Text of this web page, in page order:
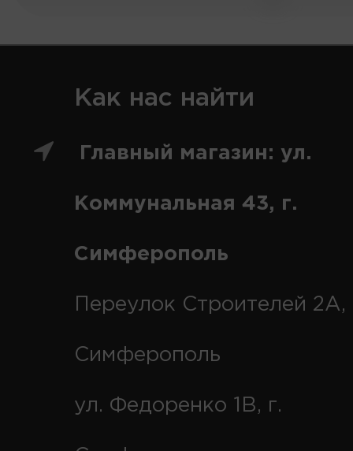
Как нас найти
Главный магазин: ул.
Коммунальная 43, г.
Симферополь
Переулок Строителей 2А,
Симферополь
ул. Федоренко 1В, г.